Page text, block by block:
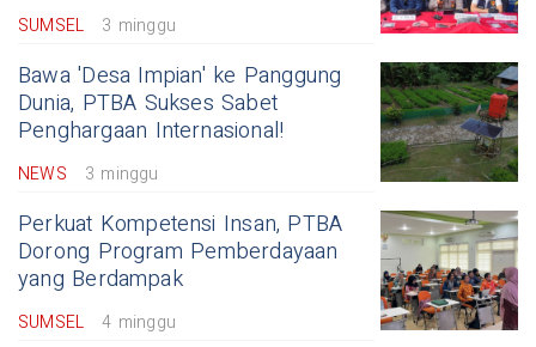
SUMSEL 3 minggu
Bawa 'Desa Impian' ke Panggung
Dunia, PTBA Sukses Sabet
Penghargaan Internasional!
NEWS 3 minggu
Perkuat Kompetensi Insan, PTBA
Dorong Program Pemberdayaan
yang Berdampak
SUMSEL 4 minggu